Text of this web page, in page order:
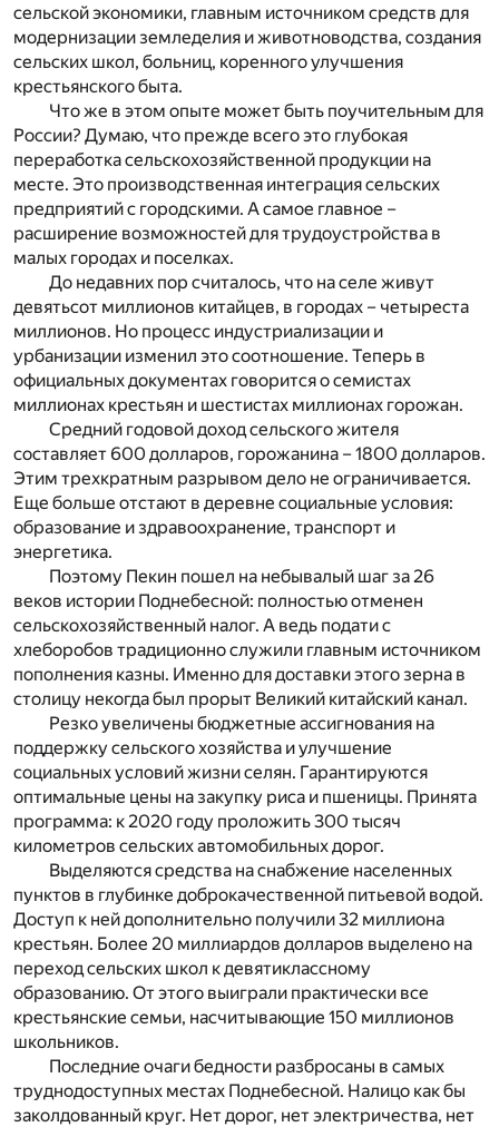
сельской экономики, главным источником средств для
модернизации земледелия и животноводства, создания
сельских школ, больниц, коренного улучшения
крестьянского быта.
Что же в этом опыте может быть поучительным для
России? Думаю, что прежде всего это глубокая
переработка сельскохозяйственной продукции на
месте. Это производственная интеграция сельских
предприятий с городскими. А самое главное –
расширение возможностей для трудоустройства в
малых городах и поселках.
До недавних пор считалось, что на селе живут
девятьсот миллионов китайцев, в городах – четыреста
миллионов. Но процесс индустриализации и
урбанизации изменил это соотношение. Теперь в
официальных документах говорится о семистах
миллионах крестьян и шестистах миллионах горожан.
Средний годовой доход сельского жителя
составляет 600 долларов, горожанина – 1800 долларов.
Этим трехкратным разрывом дело не ограничивается.
Еще больше отстают в деревне социальные условия:
образование и здравоохранение, транспорт и
энергетика.
Поэтому Пекин пошел на небывалый шаг за 26
веков истории Поднебесной: полностью отменен
сельскохозяйственный налог. А ведь подати с
хлеборобов традиционно служили главным источником
пополнения казны. Именно для доставки этого зерна в
столицу некогда был прорыт Великий китайский канал.
Резко увеличены бюджетные ассигнования на
поддержку сельского хозяйства и улучшение
социальных условий жизни селян. Гарантируются
оптимальные цены на закупку риса и пшеницы. Принята
программа: к 2020 году проложить 300 тысяч
километров сельских автомобильных дорог.
Выделяются средства на снабжение населенных
пунктов в глубинке доброкачественной питьевой водой.
Доступ к ней дополнительно получили 32 миллиона
крестьян. Более 20 миллиардов долларов выделено на
переход сельских школ к девятиклассному
образованию. От этого выиграли практически все
крестьянские семьи, насчитывающие 150 миллионов
школьников.
Последние очаги бедности разбросаны в самых
труднодоступных местах Поднебесной. Налицо как бы
заколдованный круг. Нет дорог, нет электричества, нет